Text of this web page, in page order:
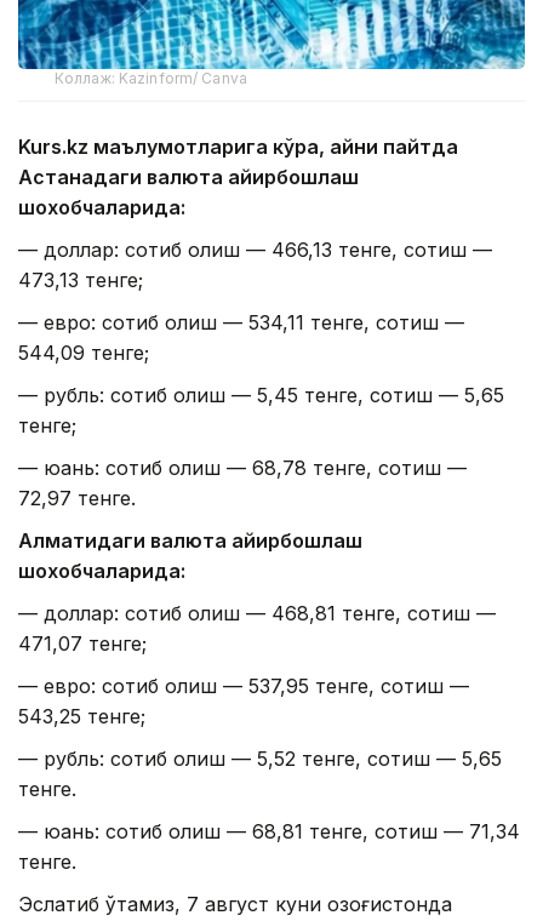
Коллаж: Kazinform/ Canva
Kurs.kz маълумотларига кўра, айни пайтда
Астанадаги валюта айирбошлаш
шохобчаларида:
— доллар: сотиб олиш — 466,13 тенге, сотиш —
473,13 тенге;
— евро: сотиб олиш — 534,11 тенге, сотиш —
544,09 тенге;
— рубль: сотиб олиш — 5,45 тенге, сотиш — 5,65
тенге;
— юань: сотиб олиш — 68,78 тенге, сотиш —
72,97 тенге.
Алматидаги валюта айирбошлаш
шохобчаларида:
— доллар: сотиб олиш — 468,81 тенге, сотиш —
471,07 тенге;
— евро: сотиб олиш — 537,95 тенге, сотиш —
543,25 тенге;
— рубль: сотиб олиш — 5,52 тенге, сотиш — 5,65
тенге.
— юань: сотиб олиш — 68,81 тенге, сотиш — 71,34
тенге.
Эслатиб ўтамиз, 7 август куни Қозоғистонда